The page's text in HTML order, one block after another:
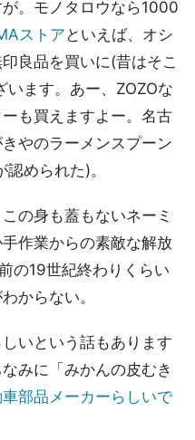
。モノタロウなら1000
ストア といえば、オシ
良品を買いに(昔はそこ
います。あー、ZOZOな
も買えますよー。名古
やのラーメンスプーン
められた)。
の身も蓋もないネーミ
作業からの素敵な解放
の19世紀終わりくらい
からない。
いという話もあります
みに「みかんの皮むき
車部品メーカーらしいで